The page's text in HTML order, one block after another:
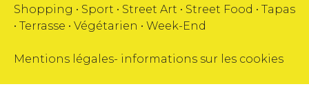
Shopping • Sport • Street Art • Street Food • Tapas
• Terrasse • Végétarien • Week-End
Mentions légales- informations sur les cookies